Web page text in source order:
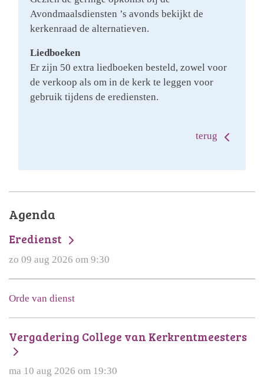
Avondmaalsdiensten ’s avonds bekijkt de
kerkenraad de alternatieven.
Liedboeken
Er zijn 50 extra liedboeken besteld, zowel voor
de verkoop als om in de kerk te leggen voor
gebruik tijdens de erediensten.
terug
Agenda
Eredienst
zo 09 aug 2026 om 9:30
Orde van dienst
Vergadering College van Kerkrentmeesters
ma 10 aug 2026 om 19:30